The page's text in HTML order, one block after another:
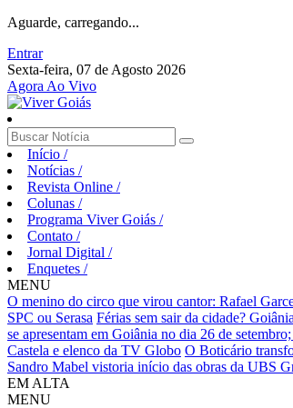
Aguarde, carregando...
Entrar
Sexta-feira, 07 de Agosto 2026
Agora Ao Vivo
Início /
Notícias /
Revista Online /
Colunas /
Programa Viver Goiás /
Contato /
Jornal Digital /
Enquetes /
MENU
O menino do circo que virou cantor: Rafael
SPC ou Serasa Férias sem sair da cidade?
se apresentam em Goiânia no dia 26 de
Castela e elenco da TV Globo O Boticário
Sandro Mabel vistoria início das obras da UBS
EM ALTA
MENU